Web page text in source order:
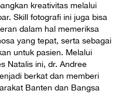
kreativitas melalui
Skill fotografi ini juga bisa
dalam hal memeriksa
yang tepat, serta sebagai
untuk pasien. Melalui
Natalis ini, dr. Andree
berkat dan memberi
Banten dan Bangsa